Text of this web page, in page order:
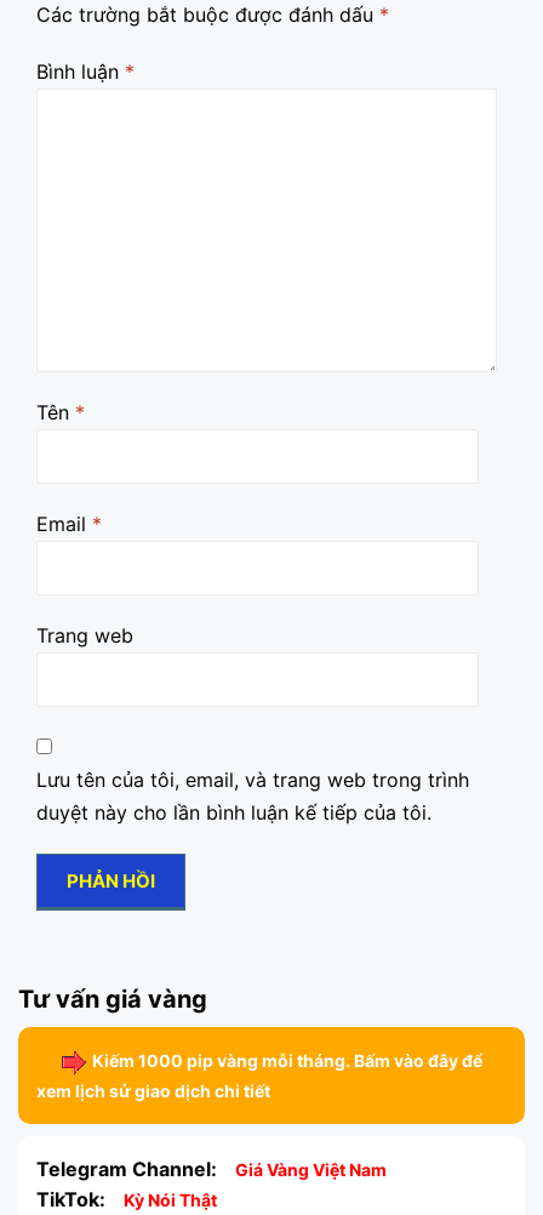
Các trường bắt buộc được đánh dấu *
Bình luận *
Tên *
Email *
Trang web
Lưu tên của tôi, email, và trang web trong trình
duyệt này cho lần bình luận kế tiếp của tôi.
Tư vấn giá vàng
Kiếm 1000 pip vàng mỗi tháng. Bấm vào đây để
xem lịch sử giao dịch chi tiết
Telegram Channel: Giá Vàng Việt Nam
TikTok: Kỳ Nói Thật